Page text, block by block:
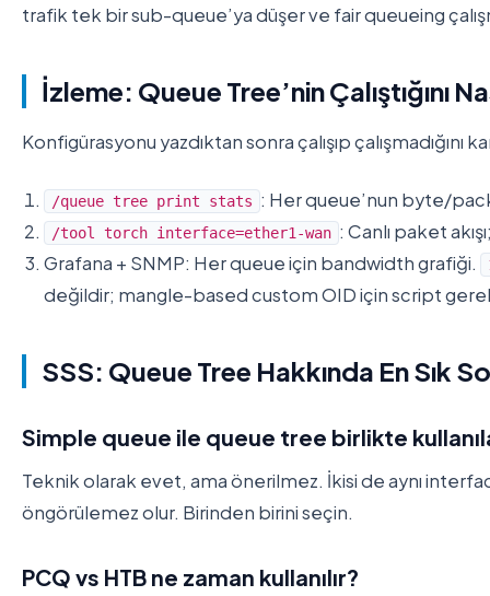
trafik tek bir sub-queue’ya düşer ve fair queueing
İzleme: Queue Tree’nin Çalıştığını
Konfigürasyonu yazdıktan sonra çalışıp çalışmadığını
/queue tree print stats : Her queue’nun byte/
/tool torch interface=ether1-wan : Canlı paket
Grafana + SNMP: Her queue için bandwidth grafiği.
değildir; mangle-based custom OID için script
SSS: Queue Tree Hakkında En Sık
Simple queue ile queue tree birlikte
Teknik olarak evet, ama önerilmez. İkisi de aynı
öngörülemez olur. Birinden birini seçin.
PCQ vs HTB ne zaman kullanılır?